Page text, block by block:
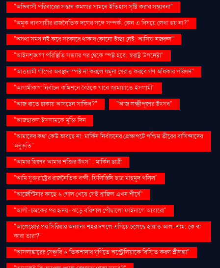
"অভিবাসী পরিবারের সন্তান কমলার সামনে ইতিহাস সৃষ্টি করার সম্ভাবনা"
"অমুক ব্যবসায়ীর রাজনৈতিক দলের সঙ্গে সম্পর্ক: কেন এ বিষয়ে লেখা হয় না?"
"অযথা সময় নষ্ট করে সরকারে থাকার কোনো ইচ্ছা নেই: আসিফ নজরুল"
"আইনশৃঙ্খলা পরিস্থিতি সন্ধ্যার পর থেকে স্পষ্ট হবে: স্বরাষ্ট্র উপদেষ্টা"
"আওয়ামী লীগের অবস্থান স্পষ্ট না করলে যমুনা ঘেরাও করবে গণ অধিকার পরিষদ"
"আগামীকাল নির্বাচন কমিশনে বৈঠকে যাবে জামায়াতে ইসলামী"
"আজ রাতে ঢাকায় আসছেন সাকিব?"
"আজ লক্ষ্মীপূজার উৎসব"
"আজহারুল ইসলামকে মুক্তি দিন
"আমাদের কথা কেউ ভাবছে না: মার্কিন নির্বাচনের প্রেক্ষাপটে পশ্চিম তীরের বাসিন্দাদের
অনুভূতি"
"আমার হিজাব আমার শক্তির উৎস" : মার্কিন ছাত্রী
"আমি যুক্তরাষ্ট্রের রাজনৈতিক বন্দী: ফিলিস্তিনি ছাত্র মাহমুদ খলিল"
"আর্জেন্টিনার কাছে ৬ গোল খেয়ে সেই ব্রাজিল এখন শীর্ষে"
"আলী-চমকের পর হৃদয়-ঝড়ে বরিশাল পৌঁছালো ফাইনালে আবারো"
"আলেপ্পোর পর সিরিয়ার অন্যান্য শহর দখলে এগিয়ে চলেছে হায়াত আল-শাম: কে বা
কারা তারা?"
"আসলাঙ্কারের সেঞ্চুরি ও তিকশানার ঘূর্ণিতে অস্ট্রেলিয়াকে বিস্মিত করল শ্রীলঙ্কা"